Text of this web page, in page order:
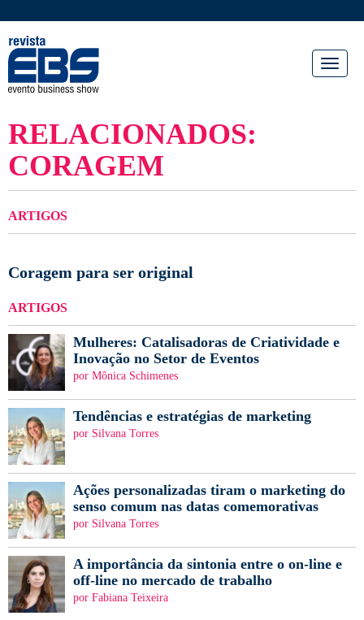
Toggle
RELACIONADOS:
CORAGEM
ARTIGOS
Coragem para ser original
ARTIGOS
Mulheres: Catalisadoras de Criatividade e
Inovação no Setor de Eventos
por Mônica Schimenes
Tendências e estratégias de marketing
por Silvana Torres
Ações personalizadas tiram o marketing do
senso comum nas datas comemorativas
por Silvana Torres
A importância da sintonia entre o on-line e
off-line no mercado de trabalho
por Fabiana Teixeira